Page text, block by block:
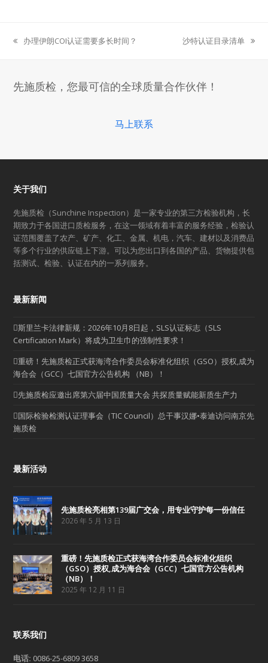
previous
办理伊朗COI认证需要多长时间？
next
沙特认证目录清单
先施质检，您最可信的全球质量合作伙伴！
马上联系
关于我们
先施质检（Sunchine Inspection）是一家专业的第三方检验机构，长
期致力于各国进口质检服务，在这一领域有着丰富的服务经验，检验认
证范围覆盖了农产、矿产、化工、金属、机电，汽车、建材以及消费品
等多个行业的供应链上下游。可以为您出口到各国的产品、货物提供包
括测试、检验、认证在内的一系列服务。
最新新闻
斯里兰卡法律新规：2026年10月8日起，SLS认证标志（SLS
Certification Mark）将成为卫生巾的强制性要求！
重磅！先施质检正式获海湾合作委员会标准化组织（GSO）授权,成为
海合会（GCC）七国官方公告机构 （NB）！
先施质检应邀出席第六届中国质量大会 共探质量赋能新质生产力
国际检验检测认证理事会（TIC Council）总干事汉娜•泰迪访问南京先
施质检
最新活动
先施质检亮相第139届广交会，用专业守护每一份信任
2026 年 5 月 13 日
重磅！先施质检正式获海湾合作委员会标准化组织
（GSO）授权,成为海合会（GCC）七国官方公告机构
（NB）！
2025 年 12 月 11 日
联系我们
电话: 0086-25-6809 3658